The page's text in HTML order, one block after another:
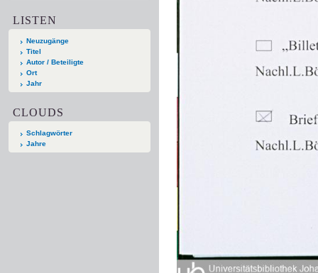
LISTEN
Neuzugänge
Titel
Autor / Beteiligte
Ort
Jahr
CLOUDS
Schlagwörter
Jahre